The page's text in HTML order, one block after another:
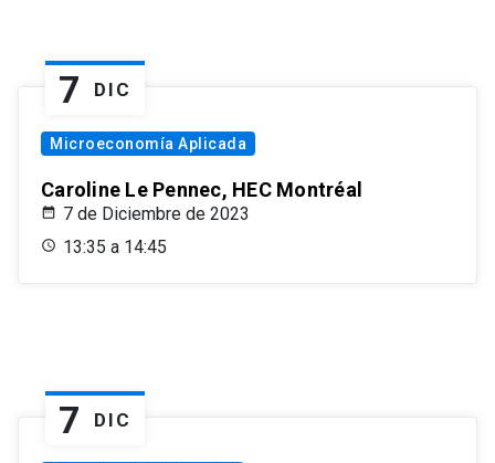
7 DIC
Microeconomía Aplicada
Caroline Le Pennec, HEC Montréal
7 de Diciembre de 2023
13:35 a 14:45
7 DIC